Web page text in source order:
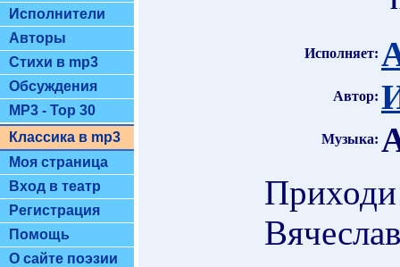
Исполнители
Авторы
Стихи в mp3
Обсуждения
MP3 - Top 30
Классика в mp3
Моя страница
Вход в театр
Регистрация
Помощь
О сайте поэзии
Исполняет:
Автор:
Музыка:
Приходи